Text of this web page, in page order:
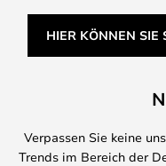
HIER KÖNNEN SIE
Verpassen Sie keine
Trends im Bereich der